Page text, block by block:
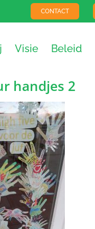
CONTACT
Visie Beleid
handjes 2